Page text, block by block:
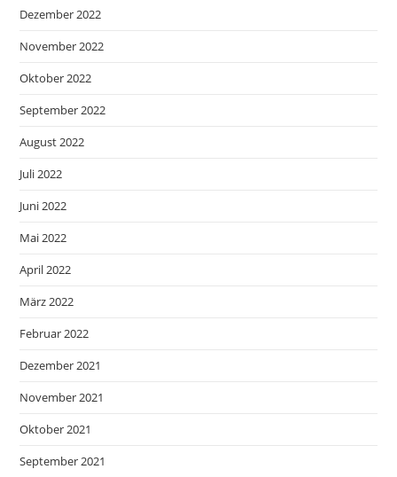
Dezember 2022
November 2022
Oktober 2022
September 2022
August 2022
Juli 2022
Juni 2022
Mai 2022
April 2022
März 2022
Februar 2022
Dezember 2021
November 2021
Oktober 2021
September 2021